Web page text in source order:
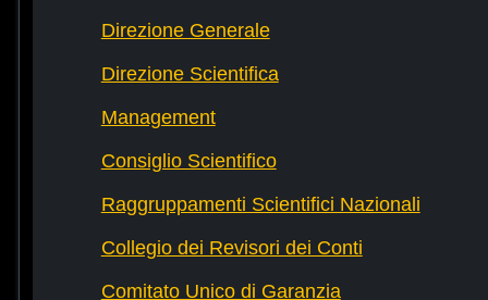
Direzione Generale
Direzione Scientifica
Management
Consiglio Scientifico
Raggruppamenti Scientifici Nazionali
Collegio dei Revisori dei Conti
Comitato Unico di Garanzia